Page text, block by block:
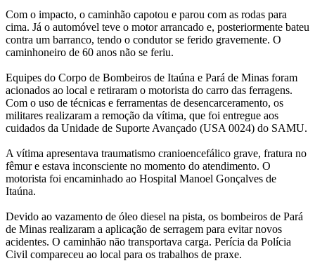
Com o impacto, o caminhão capotou e parou com as rodas para
cima. Já o automóvel teve o motor arrancado e, posteriormente bateu
contra um barranco, tendo o condutor se ferido gravemente. O
caminhoneiro de 60 anos não se feriu.
Equipes do Corpo de Bombeiros de Itaúna e Pará de Minas foram
acionados ao local e retiraram o motorista do carro das ferragens.
Com o uso de técnicas e ferramentas de desencarceramento, os
militares realizaram a remoção da vítima, que foi entregue aos
cuidados da Unidade de Suporte Avançado (USA 0024) do SAMU.
A vítima apresentava traumatismo cranioencefálico grave, fratura no
fêmur e estava inconsciente no momento do atendimento. O
motorista foi encaminhado ao Hospital Manoel Gonçalves de
Itaúna.
Devido ao vazamento de óleo diesel na pista, os bombeiros de Pará
de Minas realizaram a aplicação de serragem para evitar novos
acidentes. O caminhão não transportava carga. Perícia da Polícia
Civil compareceu ao local para os trabalhos de praxe.